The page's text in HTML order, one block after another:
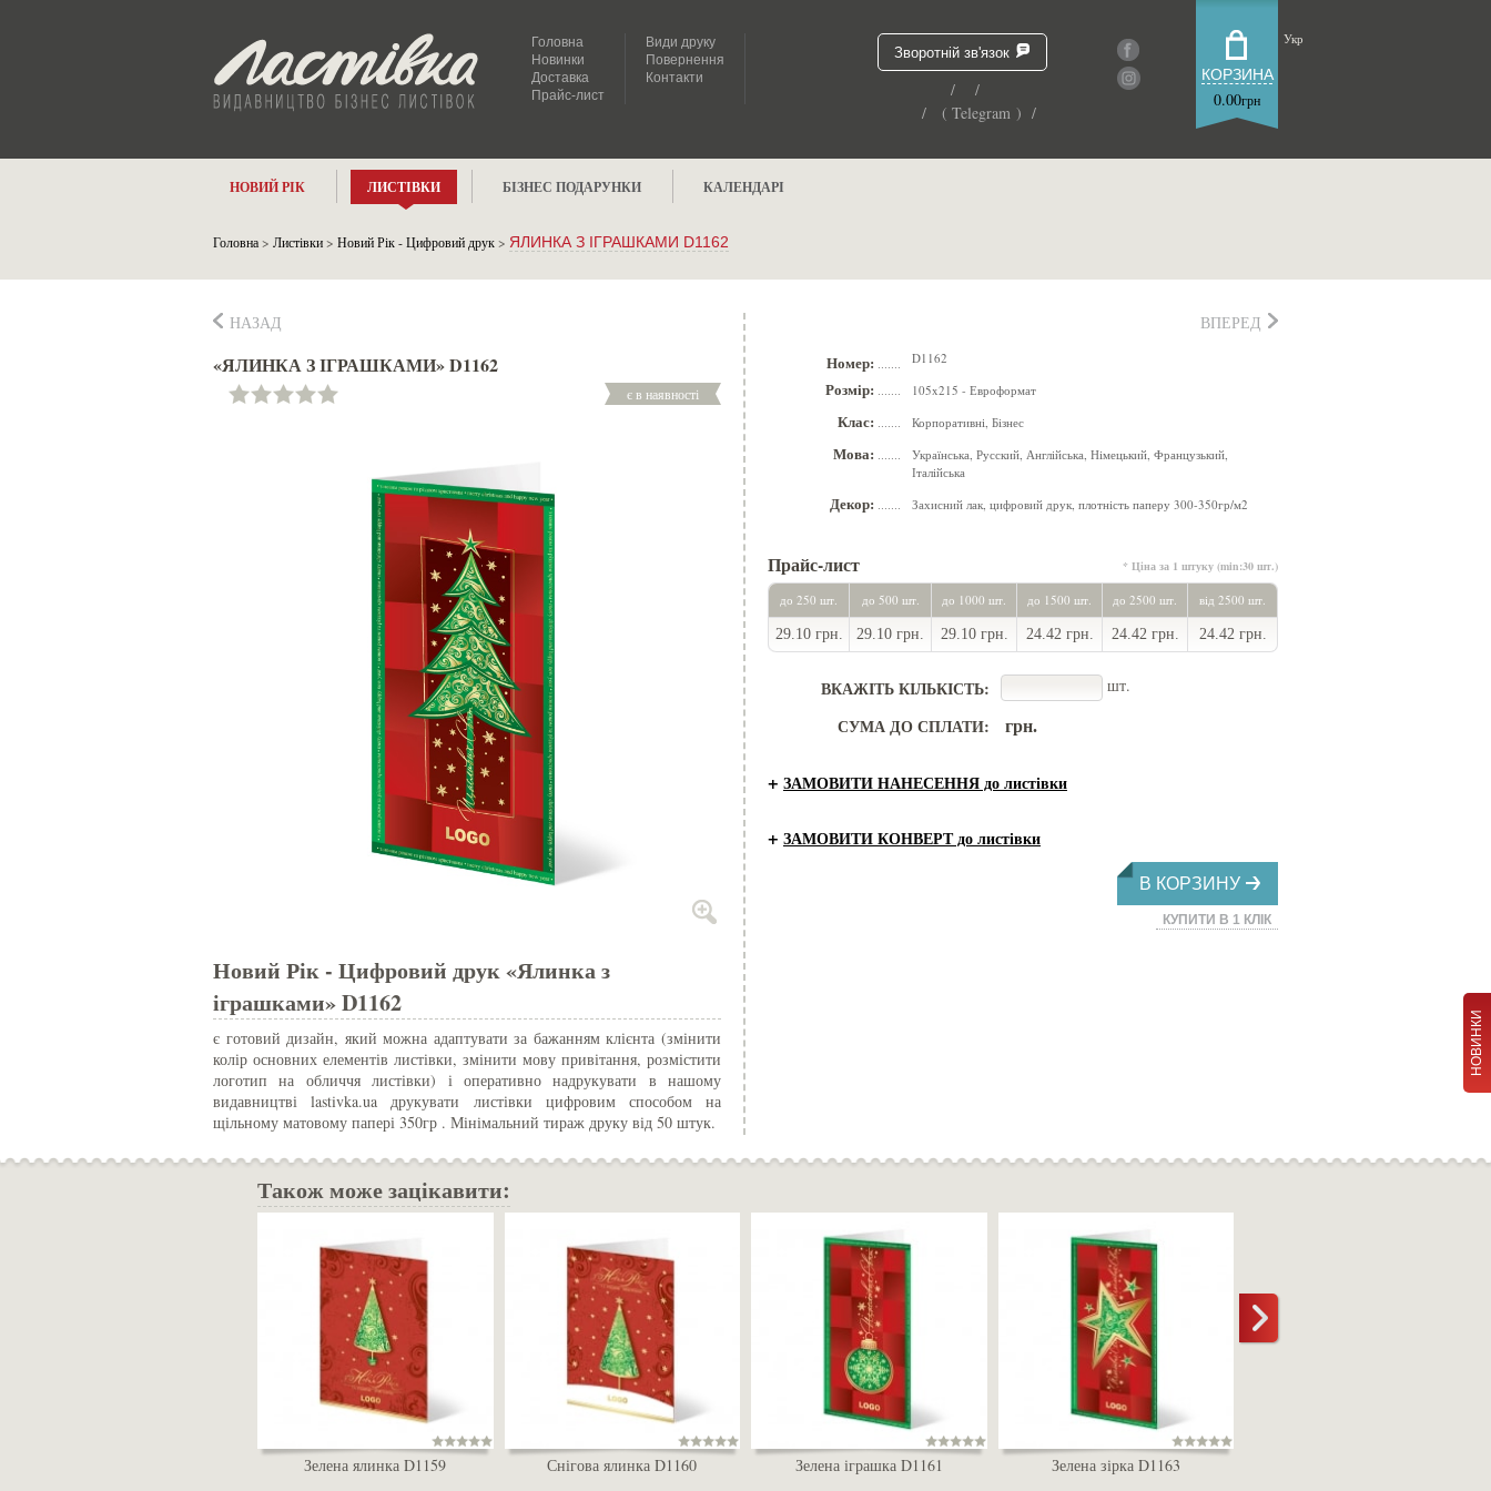
КОРЗИНА
0.00грн
Зворотній зв'язок
/ /
/ ( Telegram ) /
Головна
Новинки
Доставка
Прайс-лист
Види друку
Повернення
Контакти
Укр
НОВИЙ РІК ЛИСТІВКИ БІЗНЕС ПОДАРУНКИ КАЛЕНДАРІ
Головна> Листівки> Новий Рік - Цифровий друк> ЯЛИНКА З ІГРАШКАМИ D1162
НОВИНКИ
НАЗАД ВПЕРЕД
«ЯЛИНКА З ІГРАШКАМИ» D1162
є в наявності
Новий Рік - Цифровий друк «Ялинка з
іграшками» D1162
є готовий дизайн, який можна адаптувати за бажанням клієнта (змінити
колір основних елементів листівки, змінити мову привітання, розмістити
логотип на обличчя листівки) і оперативно надрукувати в нашому
видавництві lastivka.ua друкувати листівки цифровим способом на
щільному матовому папері 350гр . Мінімальний тираж друку від 50 штук.
Номер: D1162
Розмір: 105x215 - Евроформат
Клас: Корпоративні, Бізнес
Мова:
Українська, Русский, Англійська, Німецький, Французький,
Італійська
Декор: Захисний лак, цифровий друк, плотність паперу 300-350гр/м2
Прайс-лист * Ціна за 1 штуку (min:30 шт.)
до 250 шт. до 500 шт. до 1000 шт. до 1500 шт. до 2500 шт. від 2500 шт.
29.10 грн. 29.10 грн. 29.10 грн. 24.42 грн. 24.42 грн. 24.42 грн.
ВКАЖІТЬ КІЛЬКІСТЬ: шт.
СУМА ДО СПЛАТИ: грн.
+ ЗАМОВИТИ НАНЕСЕННЯ до листівки
+ ЗАМОВИТИ КОНВЕРТ до листівки
В КОРЗИНУ
КУПИТИ В 1 КЛІК
Також може зацікавити:
Зелена ялинка D1159 Снігова ялинка D1160 Зелена іграшка D1161 Зелена зірка D1163